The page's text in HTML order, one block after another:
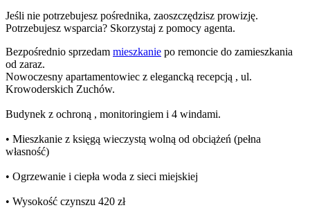
Jeśli nie potrzebujesz pośrednika, zaoszczędzisz prowizję.
Potrzebujesz wsparcia? Skorzystaj z pomocy agenta.
Bezpośrednio sprzedam mieszkanie po remoncie do zamieszkania
od zaraz.
Nowoczesny apartamentowiec z elegancką recepcją , ul.
Krowoderskich Zuchów.
Budynek z ochroną , monitoringiem i 4 windami.
• Mieszkanie z księgą wieczystą wolną od obciążeń (pełna
własność)
• Ogrzewanie i ciepła woda z sieci miejskiej
• Wysokość czynszu 420 zł